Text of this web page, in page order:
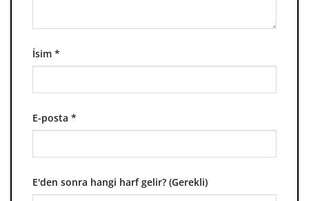
İsim *
E-posta *
E'den sonra hangi harf gelir? (Gerekli)